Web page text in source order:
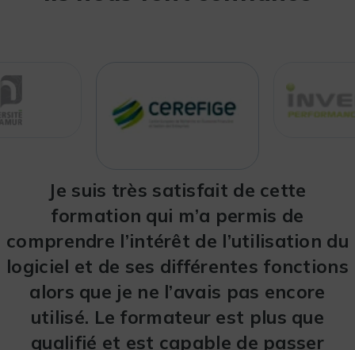
Je suis très satisfait de cette
formation qui m’a permis de
comprendre l’intérêt de l’utilisation du
logiciel et de ses différentes fonctions
alors que je ne l’avais pas encore
utilisé. Le formateur est plus que
qualifié et est capable de passer
Cette formation est à la portée de
tous. Il est possible d’échanger
facilement sur les difficultés
rencontrées ou en cas de questions.
Le rythme de la formation est très
bien (ni trop lent ni trop rapide). La
personne qui nous a fait la formation